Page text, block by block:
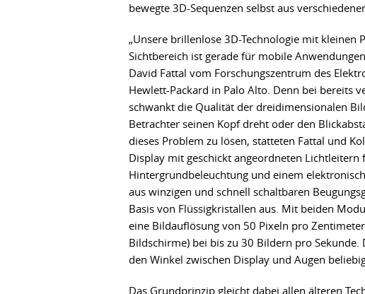
bewegte 3D-Sequenzen selbst aus
„Unsere brillenlose 3D-Technologie mit kleinen
Sichtbereich ist gerade für mobile
David Fattal vom Forschungszentrum des
Hewlett-Packard in Palo Alto. Denn bei bereits
schwankt die Qualität der dreidimensionalen
Betrachter seinen Kopf dreht oder den
dieses Problem zu lösen, statteten Fattal und
Display mit geschickt angeordneten Lichtleitern
Hintergrundbeleuchtung und einem
aus winzigen und schnell schaltbaren
Basis von Flüssigkristallen aus. Mit beiden
eine Bildauflösung von 50 Pixeln pro
Bildschirme) bei bis zu 30 Bildern pro
den Winkel zwischen Display und Augen
Das Grundprinzip gleicht dabei allen älteren